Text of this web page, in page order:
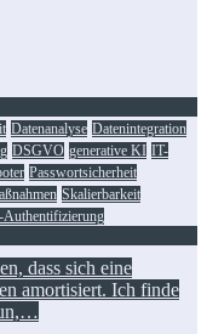
Datenanalyse Datenintegration
DSGVO generative KI IT-
Passwortsicherheit
Skalierbarkeit
dass sich eine
amortisiert. Ich finde